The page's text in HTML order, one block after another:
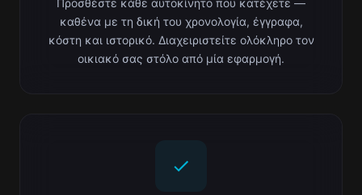
Προσθέστε κάθε αυτοκίνητο που κατέχετε —
καθένα με τη δική του χρονολογία, έγγραφα,
κόστη και ιστορικό. Διαχειριστείτε ολόκληρο τον
οικιακό σας στόλο από μία εφαρμογή.